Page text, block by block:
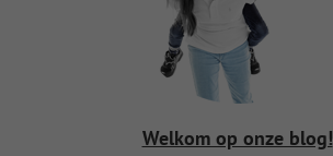
Welkom op onze blog!